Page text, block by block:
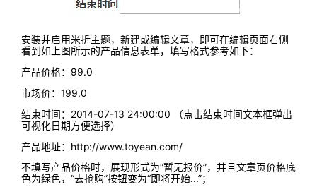
安装并启用米折主题，新建或编辑文章，即可在编辑页面右侧
看到如上图所示的产品信息表单，填写格式参考如下：
产品价格：99.0
市场价：199.0
结束时间：2014-07-13 24:00:00 （点击结束时间文本框弹出
可视化日期方便选择）
产品地址：http://www.toyean.com/
不填写产品价格时，展现形式为“暂无报价”，并且文章页价格底
色为绿色，“去抢购”按钮变为“即将开始...”；